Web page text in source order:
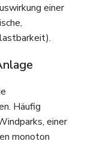
einer
Häufig
einer
monoton